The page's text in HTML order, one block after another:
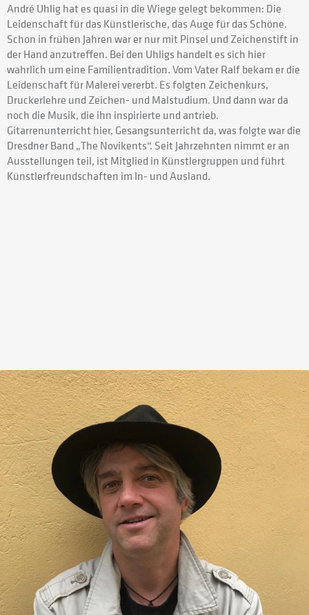
André Uhlig hat es quasi in die Wiege gelegt bekommen: Die
Leidenschaft für das Künstlerische, das Auge für das Schöne.
Schon in frühen Jahren war er nur mit Pinsel und Zeichenstift in
der Hand anzutreffen. Bei den Uhligs handelt es sich hier
wahrlich um eine Familientradition. Vom Vater Ralf bekam er die
Leidenschaft für Malerei vererbt. Es folgten Zeichenkurs,
Druckerlehre und Zeichen- und Malstudium. Und dann war da
noch die Musik, die ihn inspirierte und antrieb.
Gitarrenunterricht hier, Gesangsunterricht da, was folgte war die
Dresdner Band „The Novikents“. Seit Jahrzehnten nimmt er an
Ausstellungen teil, ist Mitglied in Künstlergruppen und führt
Künstlerfreundschaften im In- und Ausland.